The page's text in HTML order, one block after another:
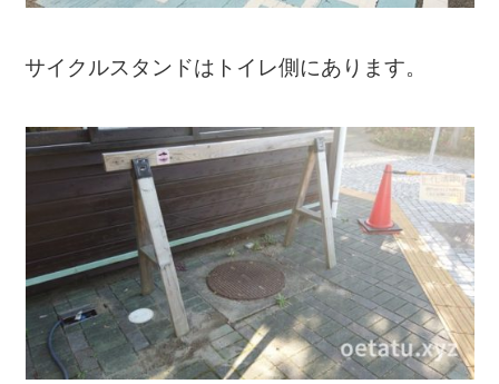
サイクルスタンドはトイレ側にあります。